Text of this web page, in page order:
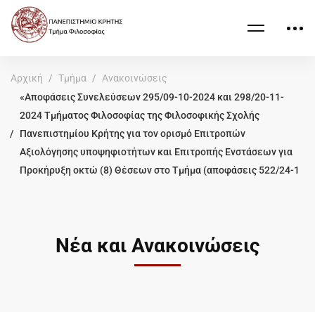
Αρχική Τμήμα
Ανακοινώσεις
«Αποφάσεις Συνελεύσεων 295/09-10-2024 και 298/20-11-
2024 Τμήματος Φιλοσοφίας της Φιλοσοφικής Σχολής
Πανεπιστημίου Κρήτης για τον ορισμό Επιτροπών
Αξιολόγησης υποψηφιοτήτων και Επιτροπής Ενστάσεων για
Προκήρυξη οκτώ (8) Θέσεων στο Τμήμα (αποφάσεις 522/24-1
Νέα και Ανακοινώσεις